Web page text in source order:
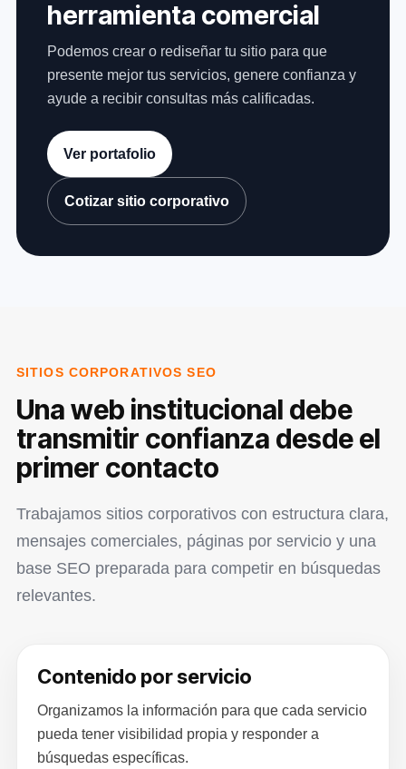
herramienta comercial
Podemos crear o rediseñar tu sitio para que
presente mejor tus servicios, genere confianza y
ayude a recibir consultas más calificadas.
Ver portafolio
Cotizar sitio corporativo
SITIOS CORPORATIVOS SEO
Una web institucional debe
transmitir confianza desde el
primer contacto
Trabajamos sitios corporativos con estructura clara,
mensajes comerciales, páginas por servicio y una
base SEO preparada para competir en búsquedas
relevantes.
Contenido por servicio
Organizamos la información para que cada servicio
pueda tener visibilidad propia y responder a
búsquedas específicas.